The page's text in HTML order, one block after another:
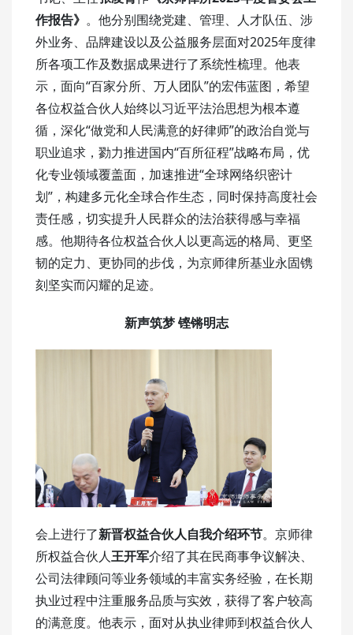
作报告》 。他分别围绕党建、管理、人才队伍、涉
外业务、品牌建设以及公益服务层面对2025年度律
所各项工作及数据成果进行了系统性梳理。他表
示，面向“百家分所、万人团队”的宏伟蓝图，希望
各位权益合伙人始终以习近平法治思想为根本遵
循，深化“做党和人民满意的好律师”的政治自觉与
职业追求，勠力推进国内“百所征程”战略布局，优
化专业领域覆盖面，加速推进“全球网络织密计
划”，构建多元化全球合作生态，同时保持高度社会
责任感，切实提升人民群众的法治获得感与幸福
感。他期待各位权益合伙人以更高远的格局、更坚
韧的定力、更协同的步伐，为京师律所基业永固镌
刻坚实而闪耀的足迹。
新声筑梦 铿锵明志
会上进行了新晋权益合伙人自我介绍环节。京师律
所权益合伙人王开军介绍了其在民商事争议解决、
公司法律顾问等业务领域的丰富实务经验，在长期
执业过程中注重服务品质与实效，获得了客户较高
的满意度。他表示，面对从执业律师到权益合伙人